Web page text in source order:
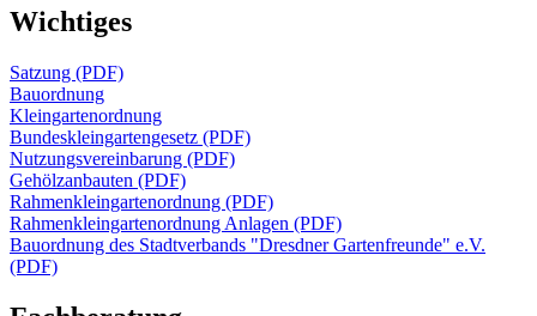
Wichtiges
Satzung (PDF)
Bauordnung
Kleingartenordnung
Bundeskleingartengesetz (PDF)
Nutzungsvereinbarung (PDF)
Gehölzanbauten (PDF)
Rahmenkleingartenordnung (PDF)
Rahmenkleingartenordnung Anlagen (PDF)
Bauordnung des Stadtverbands "Dresdner Gartenfreunde" e.V.
(PDF)